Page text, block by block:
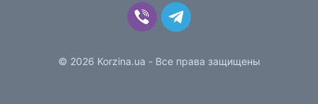
© 2026 Korzina.ua - Все права защищены